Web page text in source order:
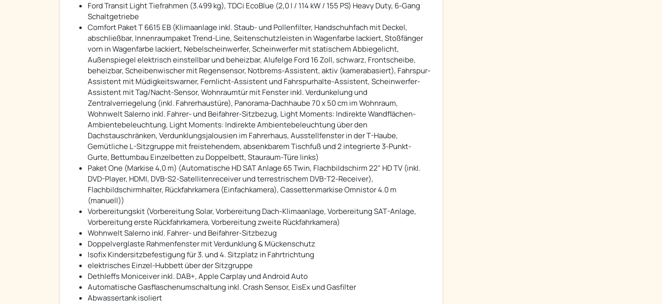
Ford Transit Light Tiefrahmen (3.499 kg), TDCi EcoBlue (2,0 l / 114 kW / 155 PS) Heavy Duty, 6-Gang
Schaltgetriebe
Comfort Paket T 6615 EB (Klimaanlage inkl. Staub- und Pollenfilter, Handschuhfach mit Deckel,
abschließbar, Innenraumpaket Trend-Line, Seitenschutzleisten in Wagenfarbe lackiert, Stoßfänger
vorn in Wagenfarbe lackiert, Nebelscheinwerfer, Scheinwerfer mit statischem Abbiegelicht,
Außenspiegel elektrisch einstellbar und beheizbar, Alufelge Ford 16 Zoll, schwarz, Frontscheibe,
beheizbar, Scheibenwischer mit Regensensor, Notbrems-Assistent, aktiv (kamerabasiert), Fahrspur-
Assistent mit Müdigkeitswarner, Fernlicht-Assistent und Fahrspurhalte-Assistent, Scheinwerfer-
Assistent mit Tag/Nacht-Sensor, Wohnraumtür mit Fenster inkl. Verdunkelung und
Zentralverriegelung (inkl. Fahrerhaustüre), Panorama-Dachhaube 70 x 50 cm im Wohnraum,
Wohnwelt Salerno inkl. Fahrer- und Beifahrer-Sitzbezug, Light Moments: Indirekte Wandflächen-
Ambientebeleuchtung, Light Moments: Indirekte Ambientebeleuchtung über den
Dachstauschränken, Verdunklungsjalousien im Fahrerhaus, Ausstellfenster in der T-Haube,
Gemütliche L-Sitzgruppe mit freistehendem, absenkbarem Tischfuß und 2 integrierte 3-Punkt-
Gurte, Bettumbau Einzelbetten zu Doppelbett, Stauraum-Türe links)
Paket One (Markise 4,0 m) (Automatische HD SAT Anlage 65 Twin, Flachbildschirm 22" HD TV (inkl.
DVD-Player, HDMI, DVB-S2-Satellitenreceiver und terrestrischem DVB-T2-Receiver),
Flachbildschirmhalter, Rückfahrkamera (Einfachkamera), Cassettenmarkise Omnistor 4.0 m
(manuell))
Vorbereitungskit (Vorbereitung Solar, Vorbereitung Dach-Klimaanlage, Vorbereitung SAT-Anlage,
Vorbereitung erste Rückfahrkamera, Vorbereitung zweite Rückfahrkamera)
Wohnwelt Salerno inkl. Fahrer- und Beifahrer-Sitzbezug
Doppelverglaste Rahmenfenster mit Verdunklung & Mückenschutz
Isofix Kindersitzbefestigung für 3. und 4. Sitzplatz in Fahrtrichtung
elektrisches Einzel-Hubbett über der Sitzgruppe
Dethleffs Moniceiver inkl. DAB+, Apple Carplay und Android Auto
Automatische Gasflaschenumschaltung inkl. Crash Sensor, EisEx und Gasfilter
Abwassertank isoliert